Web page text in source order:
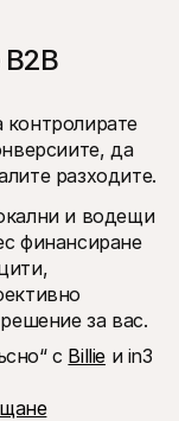
да
разходите.
и водещи
финансиране
за вас.
с Billie и in3